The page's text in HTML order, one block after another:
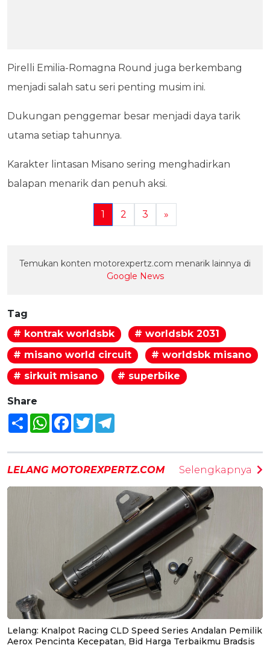
Pirelli Emilia-Romagna Round juga berkembang
menjadi salah satu seri penting musim ini.
Dukungan penggemar besar menjadi daya tarik
utama setiap tahunnya.
Karakter lintasan Misano sering menghadirkan
balapan menarik dan penuh aksi.
1 2 3 »
Temukan konten motorexpertz.com menarik lainnya di
Google News
Tag
# kontrak worldsbk
# worldsbk 2031
# misano world circuit
# worldsbk misano
# sirkuit misano
# superbike
Share
Share WhatsAppFacebook
Twitter
LELANG MOTOREXPERTZ.COM Selengkapnya
Lelang: Knalpot Racing CLD Speed Series Andalan Pemilik
Aerox Pencinta Kecepatan, Bid Harga Terbaikmu Bradsis